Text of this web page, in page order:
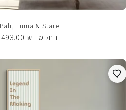
Pali, Luma & Stare
החל מ -
493.00 ₪